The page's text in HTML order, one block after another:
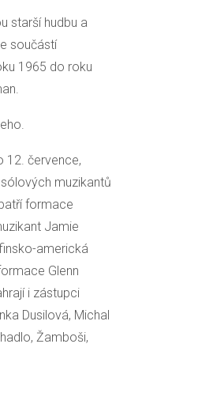
starší hudbu a
součástí
1965 do roku
12. července,
muzikantů
formace
Jamie
americká
Glenn
i zástupci
Dusilová, Michal
Žamboši,